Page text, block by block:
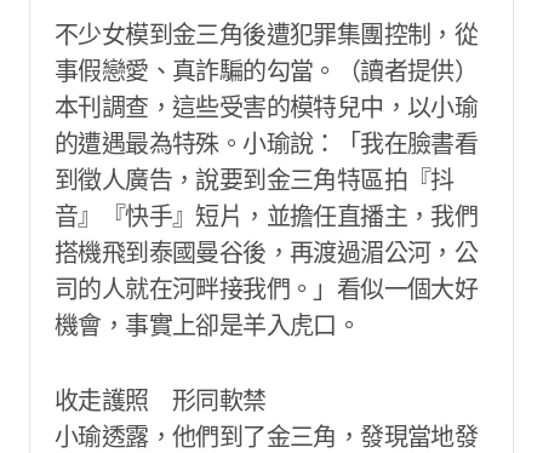
不少女模到金三角後遭犯罪集團控制，從
事假戀愛、真詐騙的勾當。（讀者提供）
本刊調查，這些受害的模特兒中，以小瑜
的遭遇最為特殊。小瑜說：「我在臉書看
到徵人廣告，說要到金三角特區拍『抖
音』『快手』短片，並擔任直播主，我們
搭機飛到泰國曼谷後，再渡過湄公河，公
司的人就在河畔接我們。」看似一個大好
機會，事實上卻是羊入虎口。
收走護照 形同軟禁
小瑜透露，他們到了金三角，發現當地發